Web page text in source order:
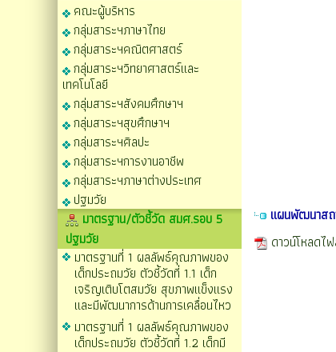
คณะผู้บริหาร
กลุ่มสาระฯภาษาไทย
กลุ่มสาระฯคณิตศาสตร์
กลุ่มสาระฯวิทยาศาสตร์และ
เทคโนโลยี
กลุ่มสาระฯสังคมศึกษาฯ
กลุ่มสาระฯสุขศึกษาฯ
กลุ่มสาระฯศิลปะ
กลุ่มสาระฯการงานอาชีพ
กลุ่มสาระฯภาษาต่างประเทศ
ปฐมวัย
มาตรฐาน/ตัวชี้วัด สมศ.รอบ 5
ปฐมวัย
มาตรฐานที่ 1 ผลลัพธ์คุณภาพของ
เด็กประถมวัย ตัวชี้วัดที่ 1.1 เด็ก
เจริญเติบโตสมวัย สุขภาพแข็งแรง
และมีพัฒนาการด้านการเคลื่อนไหว
มาตรฐานที่ 1 ผลลัพธ์คุณภาพของ
เด็กประถมวัย ตัวชี้วัดที่ 1.2 เด็กมี
แผนพัฒนาส
ดาวน์โหลดไ